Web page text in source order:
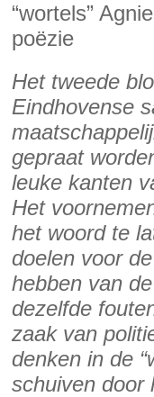
“wortels”
poëzie
Het tweede
Eindhovense
gepraat
leuke kanten
Het
het woord te
doelen voor
hebben van
dezelfde
zaak van
denken in de
schuiven door